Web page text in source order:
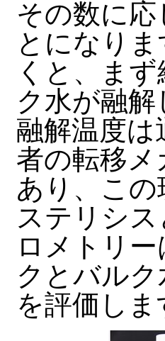
その数に
とになり
くと、ま
ク水が融
融解温度
者の転移
あり、こ
ステリシ
ロメトリ
クとバル
を評価しま